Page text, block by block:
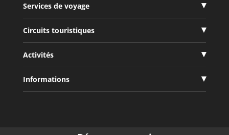
Services de voyage
Circuits touristiques
Activités
Informations